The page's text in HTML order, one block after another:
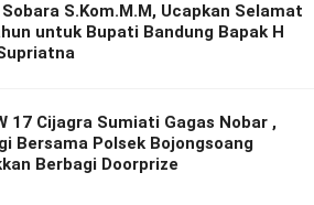
Sobara S.Kom.M.M, Ucapkan Selamat
untuk Bupati Bandung Bapak H
17 Cijagra Sumiati Gagas Nobar ,
Bersama Polsek Bojongsoang
Berbagi Doorprize